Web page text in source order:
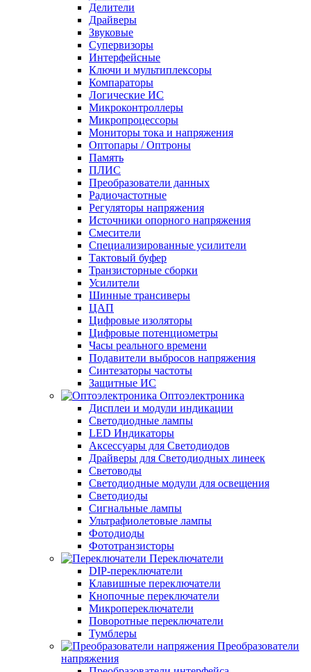
Делители
Драйверы
Звуковые
Супервизоры
Интерфейсные
Ключи и мультиплексоры
Компараторы
Логические ИС
Микроконтроллеры
Микропроцессоры
Мониторы тока и напряжения
Оптопары / Оптроны
Память
ПЛИС
Преобразователи данных
Радиочастотные
Регуляторы напряжения
Источники опорного напряжения
Смесители
Специализированные усилители
Тактовый буфер
Транзисторные сборки
Усилители
Шинные трансиверы
ЦАП
Цифровые изоляторы
Цифровые потенциометры
Часы реального времени
Подавители выбросов напряжения
Синтезаторы частоты
Защитные ИС
Оптоэлектроника
Дисплеи и модули индикации
Светодиодные лампы
LED Индикаторы
Аксессуары для Светодиодов
Драйверы для Светодиодных линеек
Световоды
Светодиодные модули для освещения
Светодиоды
Сигнальные лампы
Ультрафиолетовые лампы
Фотодиоды
Фототранзисторы
Переключатели
DIP-переключатели
Клавишные переключатели
Кнопочные переключатели
Микропереключатели
Поворотные переключатели
Тумблеры
Преобразователи
напряжения